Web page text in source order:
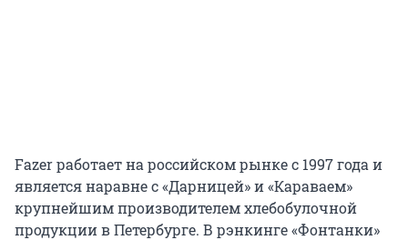
Fazer работает на российском рынке с 1997 года и
является наравне с «Дарницей» и «Караваем»
крупнейшим производителем хлебобулочной
продукции в Петербурге. В рэнкинге «Фонтанки»